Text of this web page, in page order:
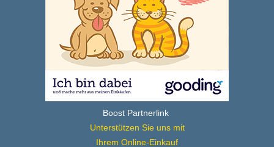
Boost Partnerlink
Unterstützen Sie uns mit
Ihrem Online-Einkauf